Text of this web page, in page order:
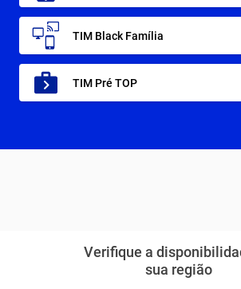
TIM Black Família
TIM Pré TOP
Verifique a
sua região